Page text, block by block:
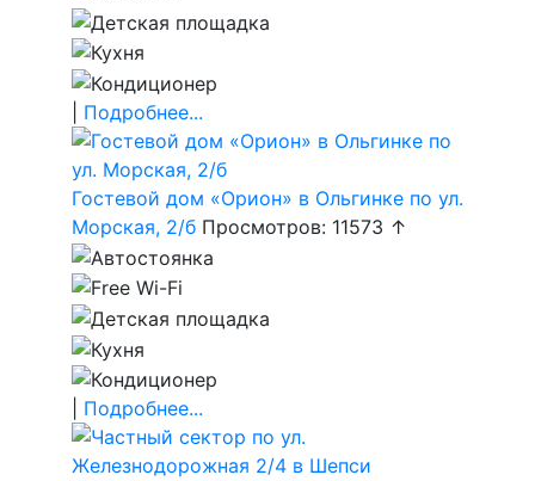
Подробнее...
Гостевой дом «Орион» в Ольгинке по ул.
Морская, 2/б Просмотров: 11573 ↑
Подробнее...